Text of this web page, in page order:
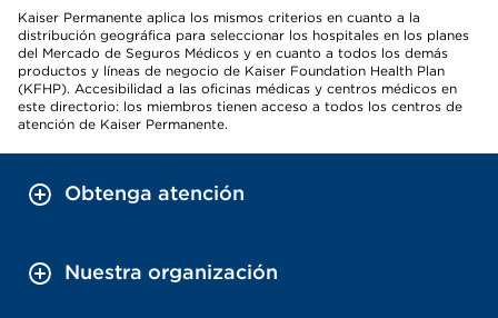
Kaiser Permanente aplica los mismos criterios en cuanto a la
distribución geográfica para seleccionar los hospitales en los planes
del Mercado de Seguros Médicos y en cuanto a todos los demás
productos y líneas de negocio de Kaiser Foundation Health Plan
(KFHP). Accesibilidad a las oficinas médicas y centros médicos en
este directorio: los miembros tienen acceso a todos los centros de
atención de Kaiser Permanente.
Obtenga atención
Nuestra organización